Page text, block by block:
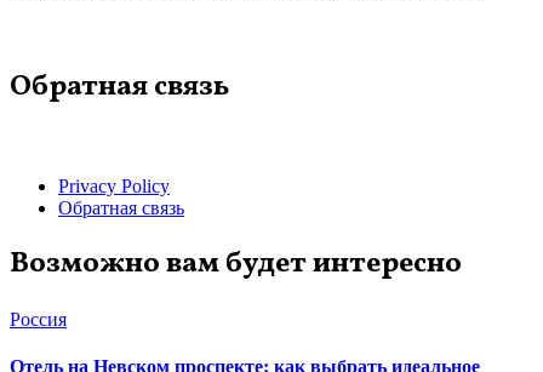
Обратная связь
Privacy Policy
Обратная связь
Возможно вам будет интересно
Россия
Отель на Невском проспекте: как выбрать идеальное